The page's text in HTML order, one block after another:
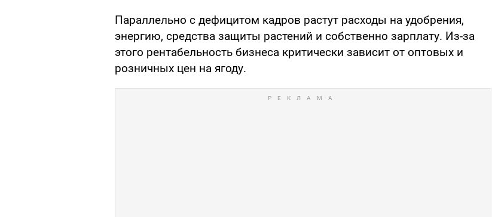
Параллельно с дефицитом кадров растут расходы на удобрения,
энергию, средства защиты растений и собственно зарплату. Из-за
этого рентабельность бизнеса критически зависит от оптовых и
розничных цен на ягоду.